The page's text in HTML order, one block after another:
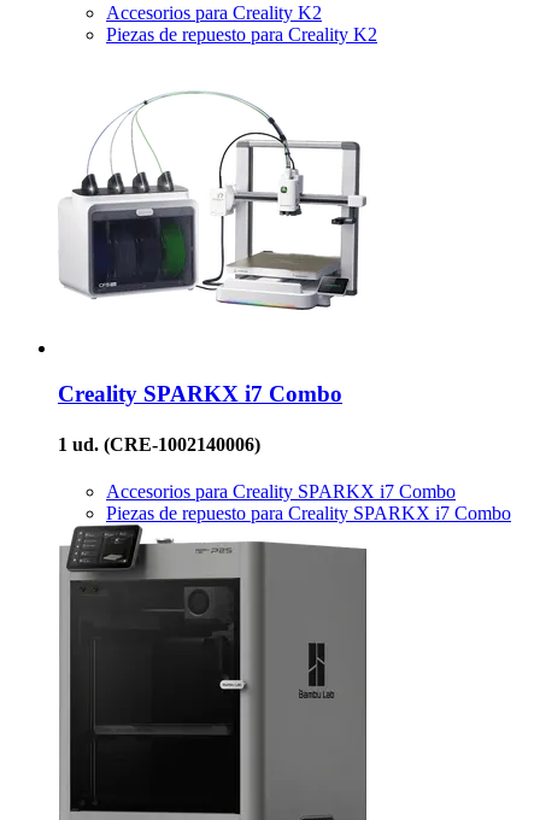
Accesorios para Creality K2
Piezas de repuesto para Creality K2
Creality SPARKX i7 Combo
1 ud. (CRE-1002140006)
Accesorios para Creality SPARKX i7 Combo
Piezas de repuesto para Creality SPARKX i7 Combo